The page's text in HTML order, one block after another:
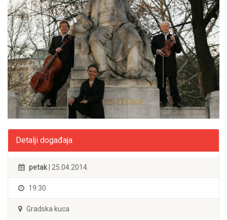
Detalji događaja
petak | 25.04.2014.
19:30
Gradska kuca